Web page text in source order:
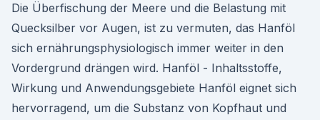
Die Überfischung der Meere und die Belastung mit
Quecksilber vor Augen, ist zu vermuten, das Hanföl
sich ernährungsphysiologisch immer weiter in den
Vordergrund drängen wird. Hanföl - Inhaltsstoffe,
Wirkung und Anwendungsgebiete Hanföl eignet sich
hervorragend, um die Substanz von Kopfhaut und